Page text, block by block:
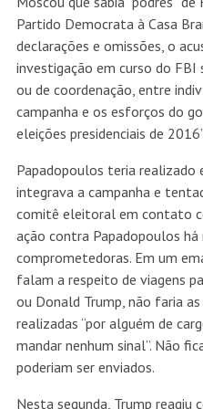
Partido Democrata à Casa
declarações e omissões, o
investigação em curso do
ou de coordenação, entre
campanha e os esforços do
eleições presidenciais de
Papadopoulos teria realizado
integrava a campanha e
comitê eleitoral em contato
ação contra Papadopoulos
comprometedoras. Em um
falam a respeito de viagens
ou Donald Trump, não faria
realizadas “por alguém de
mandar nenhum sinal”. Não
poderiam ser enviados.
Nesta segunda, Trump